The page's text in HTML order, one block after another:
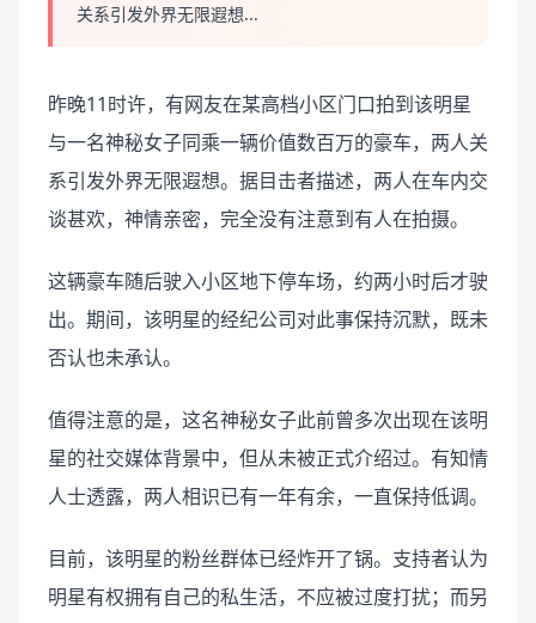
关系引发外界无限遐想...
昨晚11时许，有网友在某高档小区门口拍到该明星
与一名神秘女子同乘一辆价值数百万的豪车，两人关
系引发外界无限遐想。据目击者描述，两人在车内交
谈甚欢，神情亲密，完全没有注意到有人在拍摄。
这辆豪车随后驶入小区地下停车场，约两小时后才驶
出。期间，该明星的经纪公司对此事保持沉默，既未
否认也未承认。
值得注意的是，这名神秘女子此前曾多次出现在该明
星的社交媒体背景中，但从未被正式介绍过。有知情
人士透露，两人相识已有一年有余，一直保持低调。
目前，该明星的粉丝群体已经炸开了锅。支持者认为
明星有权拥有自己的私生活，不应被过度打扰；而另